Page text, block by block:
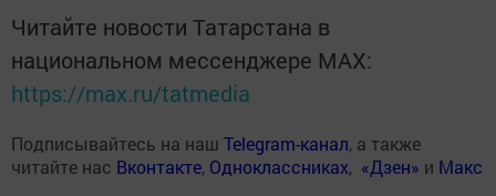
Читайте новости Татарстана в
национальном мессенджере MАХ:
https://max.ru/tatmedia
Подписывайтесь на наш Telegram-канал, а также
читайте нас Вконтакте, Одноклассниках, «Дзен» и Макс